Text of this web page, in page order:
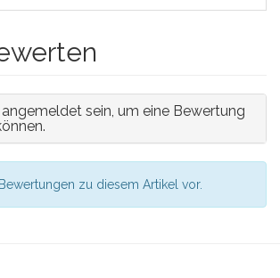
sein, um eine Bewertung
zu diesem Artikel vor.